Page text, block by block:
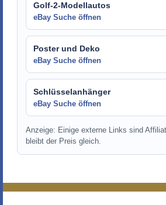
Golf-2-Modellautos
eBay Suche öffnen
Poster und Deko
eBay Suche öffnen
Schlüsselanhänger
eBay Suche öffnen
Anzeige: Einige externe Links sind
bleibt der Preis gleich.